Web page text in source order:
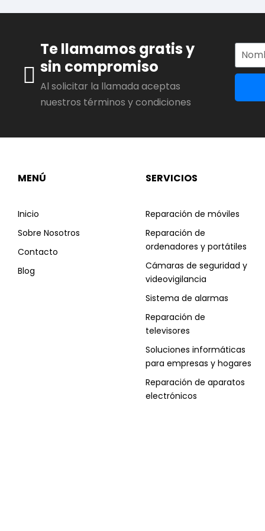
Te llamamos gratis y
sin compromiso
Al solicitar la llamada aceptas
nuestros términos y condiciones
MENÚ
Inicio
Sobre Nosotros
Contacto
Blog
SERVICIOS
Reparación de móviles
Reparación de
ordenadores y portátiles
Cámaras de seguridad y
videovigilancia
Sistema de alarmas
Reparación de
televisores
Soluciones informáticas
para empresas y hogares
Reparación de aparatos
electrónicos